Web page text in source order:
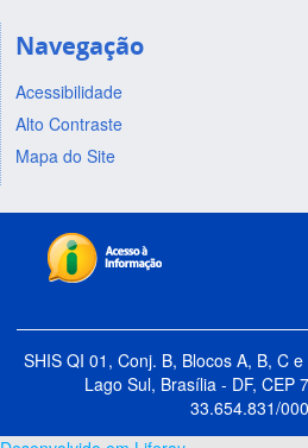
Navegação
Acessibilidade
Alto Contraste
Mapa do Site
SHIS QI 01, Conj. B, Blocos A, B, C
Lago Sul, Brasília - DF, CEP
33.654.831/